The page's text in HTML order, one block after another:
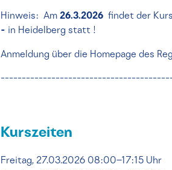
Hinweis: Am26.3.2026 findet der
- in Heidelberg statt !
Anmeldung über die Homepage des
Kurszeiten
Freitag, 27.03.2026 08:00–17:15 Uhr